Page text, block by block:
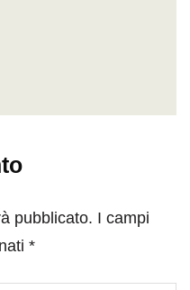
pubblicato. I campi
*